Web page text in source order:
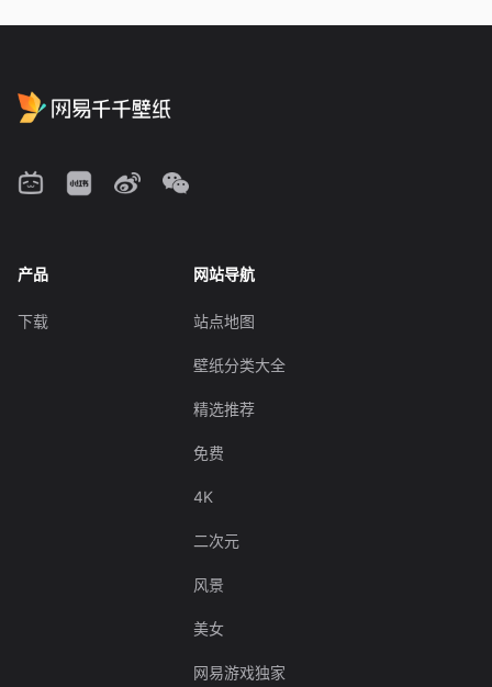
产品
下载
网站导航
站点地图
壁纸分类大全
精选推荐
免费
4K
二次元
风景
美女
网易游戏独家